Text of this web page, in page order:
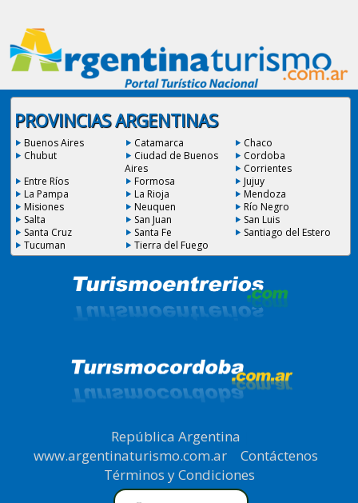
PROVINCIAS ARGENTINAS
Buenos Aires Catamarca
Chaco
Chubut
Ciudad de Buenos
Aires
Cordoba
Corrientes
Entre Ríos
Formosa
Jujuy
La Pampa
La Rioja
Mendoza
Misiones
Neuquen
Río Negro
Salta
San Juan
San Luis
Santa Cruz
Santa Fe
Santiago del Estero
Tucuman
Tierra del Fuego
República Argentina
www.argentinaturismo.com.ar| Contáctenos
Términos y Condiciones